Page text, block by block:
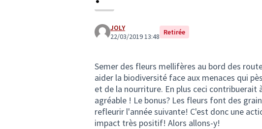
JOLY
22/03/2019 13:48 Retirée
Semer des fleurs mellifères au bord des
aider la biodiversité face aux menaces qui
et de la nourriture. En plus ceci contribuerait
agréable ! Le bonus? Les fleurs font des
refleurir l'année suivante! C'est donc une
impact très positif! Alors allons-y!